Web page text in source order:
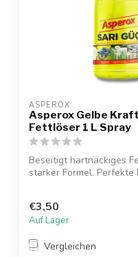
ASPEROX
Asperox Gelbe
Fettlöser 1 L Spray
Beseitigt hartnäckiges
starker Formel. Perfekte
€3,50
Auf Lager
Vergleichen